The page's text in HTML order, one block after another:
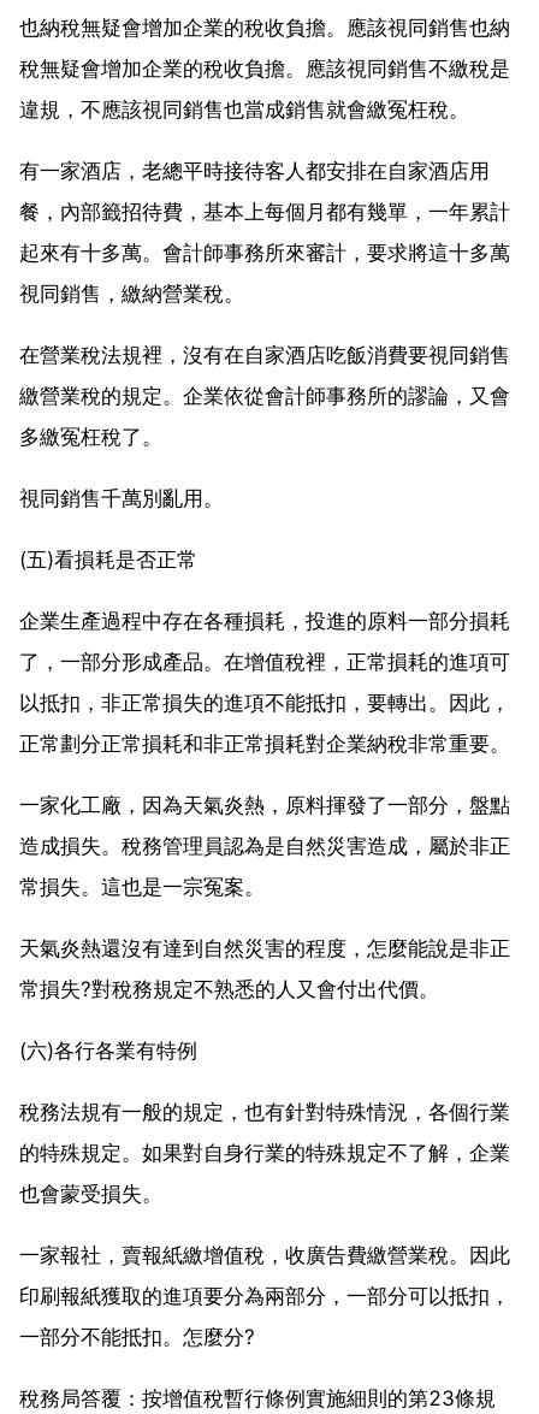
也納稅無疑會增加企業的稅收負擔。應該視同銷售也納
稅無疑會增加企業的稅收負擔。應該視同銷售不繳稅是
違規，不應該視同銷售也當成銷售就會繳冤枉稅。
有一家酒店，老總平時接待客人都安排在自家酒店用
餐，內部籤招待費，基本上每個月都有幾單，一年累計
起來有十多萬。會計師事務所來審計，要求將這十多萬
視同銷售，繳納營業稅。
在營業稅法規裡，沒有在自家酒店吃飯消費要視同銷售
繳營業稅的規定。企業依從會計師事務所的謬論，又會
多繳冤枉稅了。
視同銷售千萬別亂用。
(五)看損耗是否正常
企業生產過程中存在各種損耗，投進的原料一部分損耗
了，一部分形成產品。在增值稅裡，正常損耗的進項可
以抵扣，非正常損失的進項不能抵扣，要轉出。因此，
正常劃分正常損耗和非正常損耗對企業納稅非常重要。
一家化工廠，因為天氣炎熱，原料揮發了一部分，盤點
造成損失。稅務管理員認為是自然災害造成，屬於非正
常損失。這也是一宗冤案。
天氣炎熱還沒有達到自然災害的程度，怎麼能說是非正
常損失?對稅務規定不熟悉的人又會付出代價。
(六)各行各業有特例
稅務法規有一般的規定，也有針對特殊情況，各個行業
的特殊規定。如果對自身行業的特殊規定不了解，企業
也會蒙受損失。
一家報社，賣報紙繳增值稅，收廣告費繳營業稅。因此
印刷報紙獲取的進項要分為兩部分，一部分可以抵扣，
一部分不能抵扣。怎麼分?
稅務局答覆：按增值稅暫行條例實施細則的第23條規